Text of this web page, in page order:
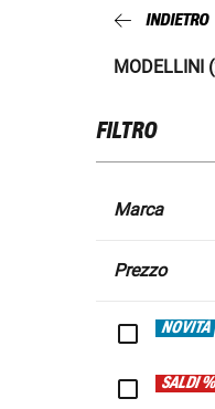
INDIETRO
MODELLINI
FILTRO
Marca
Prezzo
NOVITÀ
SALDI